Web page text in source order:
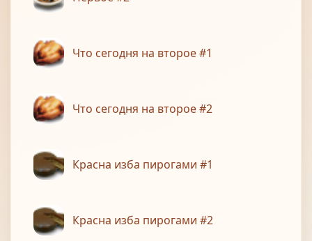
Что сегодня на второе #1
Что сегодня на второе #2
Красна изба пирогами #1
Красна изба пирогами #2